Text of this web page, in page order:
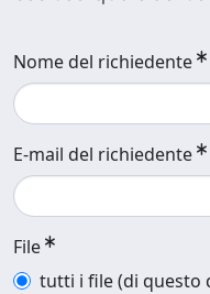
Nome del richiedente
E-mail del richiedente
File
tutti i file (di questo